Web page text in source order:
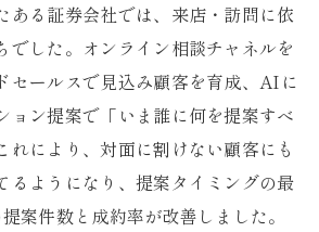
ある証券会社では、来店・訪問に依
でした。オンライン相談チャネルを
セールスで見込み顧客を育成、AIに
ョン提案で「いま誰に何を提案すべ
れにより、対面に割けない顧客にも
るようになり、提案タイミングの最
案件数と成約率が改善しました。